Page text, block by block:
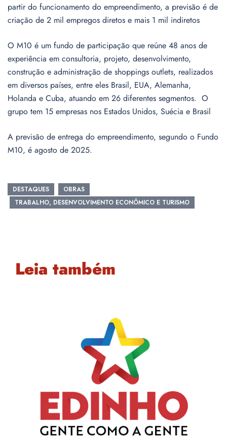
partir do funcionamento do empreendimento, a previsão é de
criação de 2 mil empregos diretos e mais 1 mil indiretos
O M10 é um fundo de participação que reúne 48 anos de
experiência em consultoria, projeto, desenvolvimento,
construção e administração de shoppings outlets, realizados
em diversos países, entre eles Brasil, EUA, Alemanha,
Holanda e Cuba, atuando em 26 diferentes segmentos. O
grupo tem 15 empresas nos Estados Unidos, Suécia e Brasil
A previsão de entrega do empreendimento, segundo o Fundo
M10, é agosto de 2025.
DESTAQUES
OBRAS
TRABALHO, DESENVOLVIMENTO ECONÔMICO E TURISMO
Leia também